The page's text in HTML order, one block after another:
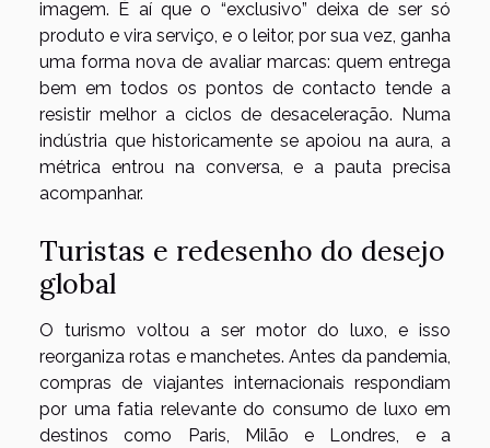
imagem. É aí que o “exclusivo” deixa de ser só
produto e vira serviço, e o leitor, por sua vez, ganha
uma forma nova de avaliar marcas: quem entrega
bem em todos os pontos de contacto tende a
resistir melhor a ciclos de desaceleração. Numa
indústria que historicamente se apoiou na aura, a
métrica entrou na conversa, e a pauta precisa
acompanhar.
Turistas e redesenho do desejo
global
O turismo voltou a ser motor do luxo, e isso
reorganiza rotas e manchetes. Antes da pandemia,
compras de viajantes internacionais respondiam
por uma fatia relevante do consumo de luxo em
destinos como Paris, Milão e Londres, e a